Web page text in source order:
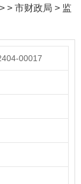
> > 市财政局 > 监
00017